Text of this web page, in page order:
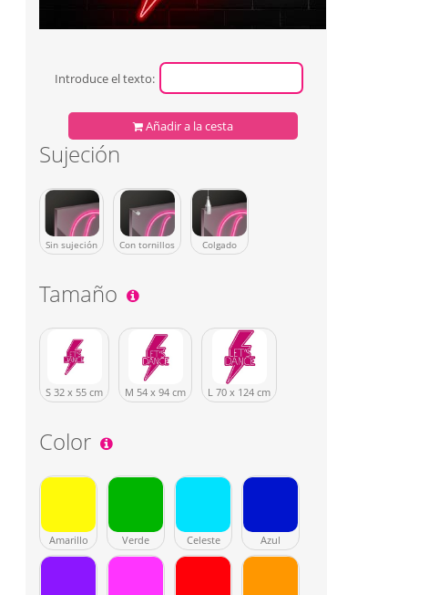
Introduce el texto:
Añadir a la cesta
Sujeción
Sin sujeción Con tornillos Colgado
Tamaño
S 32 x 55 cm M 54 x 94 cm L 70 x 124 cm
Color
Amarillo Verde Celeste Azul